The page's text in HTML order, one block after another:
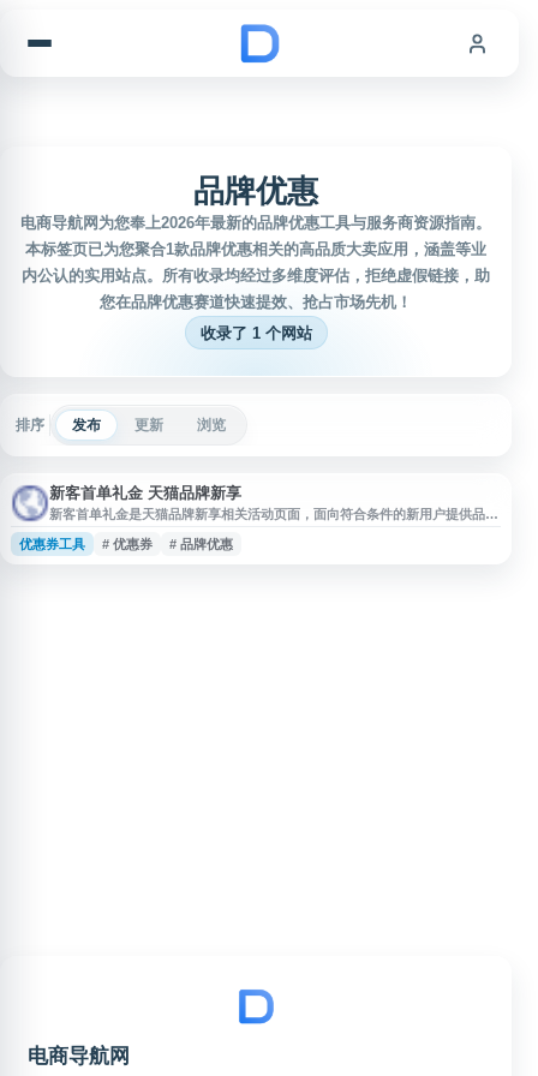
品牌优惠
电商导航网为您奉上2026年最新的品牌优惠工具与服务商资源指南。
本标签页已为您聚合1款品牌优惠相关的高品质大卖应用，涵盖等业
内公认的实用站点。所有收录均经过多维度评估，拒绝虚假链接，助
您在品牌优惠赛道快速提效、抢占市场先机！
收录了 1 个网站
排序 发布 更新 浏览
新客首单礼金 天猫品牌新享
新客首单礼金是天猫品牌新享相关活动页面，面向符合条件的新用户提供品牌
店铺或指定商品的首单优惠权益。用户可通过页面查看可领取或可使用的礼金
信息，并按活动规则在天猫平台完成下单使用。该页面适合关注天猫新品、品
优惠券工具 # 优惠券 # 品牌优惠
电商导航网